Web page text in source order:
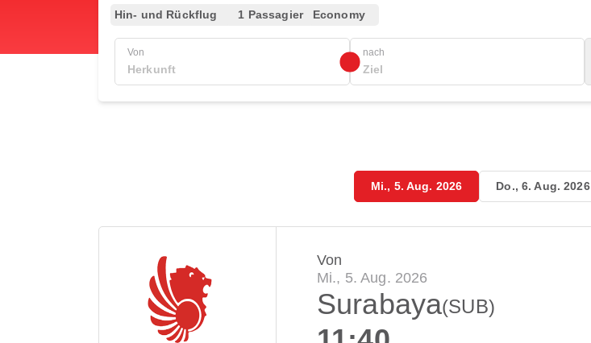
Hin- und Rückflug 1 Passagier Economy
Von nach
Mi., 5. Aug. 2026 Do., 6. Aug. 2026
Von
Mi., 5. Aug. 2026
Surabaya(SUB)